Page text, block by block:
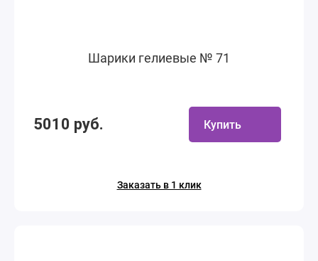
Шарики гелиевые № 71
5010 руб. Купить
Заказать в 1 клик